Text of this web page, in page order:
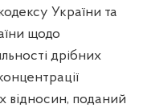
України та
щодо
дрібних
відносин, поданий